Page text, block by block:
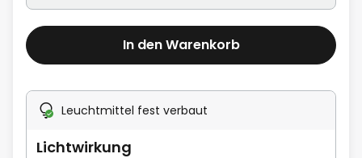
In den Warenkorb
Leuchtmittel fest verbaut
Lichtwirkung